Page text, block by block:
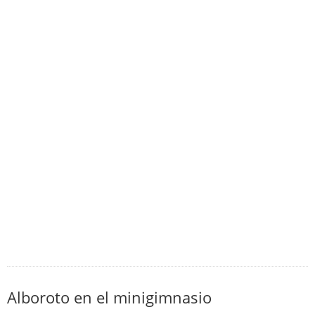
Alboroto en el minigimnasio